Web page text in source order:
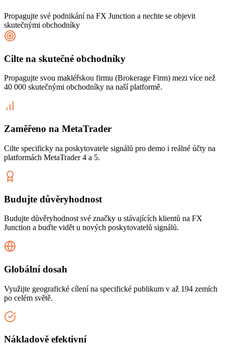
Propagujte své podnikání na FX Junction a nechte se objevit
skutečnými obchodníky
Cilte na skutečné obchodníky
Propagujte svou makléřskou firmu (Brokerage Firm) mezi více než
40 000 skutečnými obchodníky na naší platformě.
Zaměřeno na MetaTrader
Cilte specificky na poskytovatele signálů pro demo i reálné účty na
platformách MetaTrader 4 a 5.
Budujte důvěryhodnost
Budujte důvěryhodnost své značky u stávajících klientů na FX
Junction a buďte vidět u nových poskytovatelů signálů.
Globální dosah
Využijte geografické cílení na specifické publikum v až 194 zemích
po celém světě.
Nákladově efektivní